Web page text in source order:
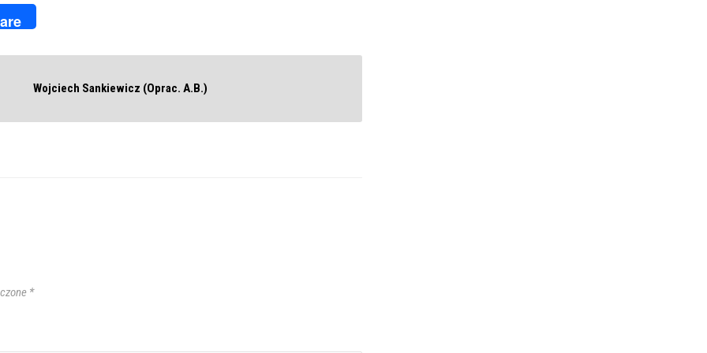
Wojciech Sankiewicz (Oprac. A.B.)
*